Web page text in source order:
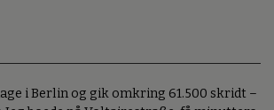
i Berlin og gik omkring 61.500 skridt –